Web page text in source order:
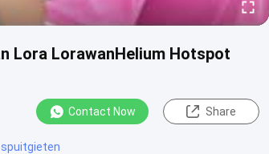
Lora LorawanHelium Hotspot
Contact Now Share